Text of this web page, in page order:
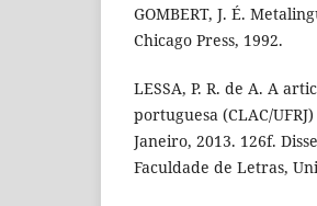
GOMBERT, J. É.
Chicago Press, 1992.
LESSA, P. R. de A. A
portuguesa (CLAC/
Janeiro, 2013. 126f.
Faculdade de Letras,